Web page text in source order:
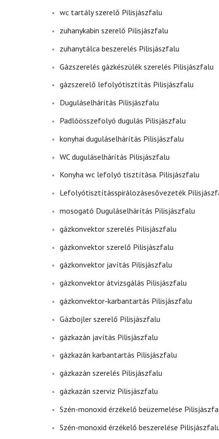
wc tartály szerelő Pilisjászfalu
zuhanykabin szerelő Pilisjászfalu
zuhanytálca beszerelés Pilisjászfalu
Gázszerelés gázkészülék szerelés Pilisjászfalu
gázszerelő lefolyótisztítás Pilisjászfalu
Duguláselhárítás Pilisjászfalu
Padlóösszefolyó dugulás Pilisjászfalu
konyhai duguláselhárítás Pilisjászfalu
WC duguláselhárítás Pilisjászfalu
Konyha wc lefolyó tisztítása. Pilisjászfalu
Lefolyótisztításspirálozásesővezeték
mosogató Duguláselhárítás Pilisjászfalu
gázkonvektor szerelés Pilisjászfalu
gázkonvektor szerelő Pilisjászfalu
gázkonvektor javítás Pilisjászfalu
gázkonvektor átvizsgálás Pilisjászfalu
gázkonvektor-karbantartás Pilisjászfalu
Gázbojler szerelő Pilisjászfalu
gázkazán javítás Pilisjászfalu
gázkazán karbantartás Pilisjászfalu
gázkazán szerelés Pilisjászfalu
gázkazán szerviz Pilisjászfalu
Szén-monoxid érzékelő beüzemelése
Szén-monoxid érzékelő beszerelése